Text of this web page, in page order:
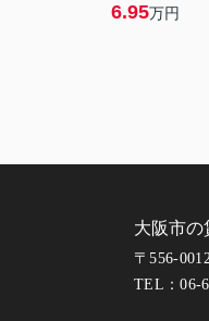
6.95万円
大阪市の
〒556-
TEL：06-